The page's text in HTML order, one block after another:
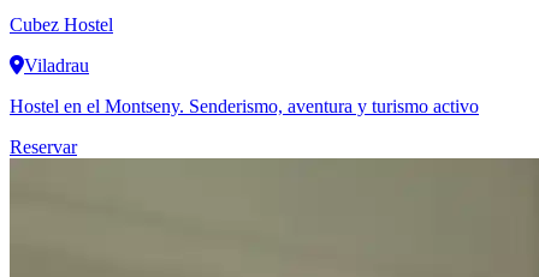
Cubez Hostel
Viladrau
Hostel en el Montseny. Senderismo, aventura y turismo activo
Reservar